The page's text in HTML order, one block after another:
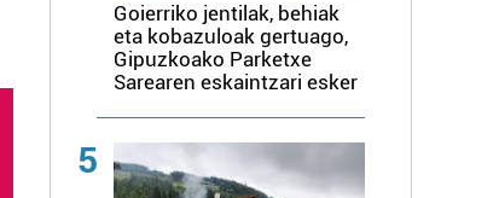
Goierriko jentilak, behiak
eta kobazuloak gertuago,
Gipuzkoako Parketxe
Sarearen eskaintzari esker
5